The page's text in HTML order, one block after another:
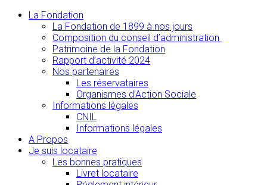
La Fondation
La Fondation de 1899 à nos jours
Composition du conseil d’administration
Patrimoine de la Fondation
Rapport d’activité 2024
Nos partenaires
Les réservataires
Organismes d’Action Sociale
Informations légales
CNIL
Informations légales
A Propos
Je suis locataire
Les bonnes pratiques
Livret locataire